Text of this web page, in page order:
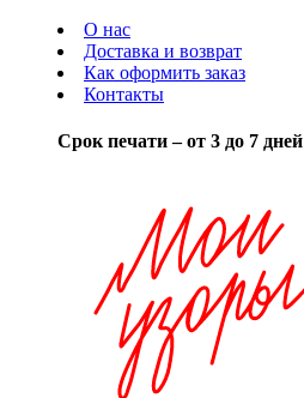
О нас
Доставка и возврат
Как оформить заказ
Контакты
Срок печати – от 3 до 7 дней